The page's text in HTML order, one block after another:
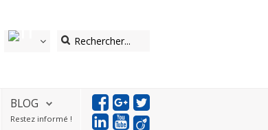
BLOG
Restez informé !